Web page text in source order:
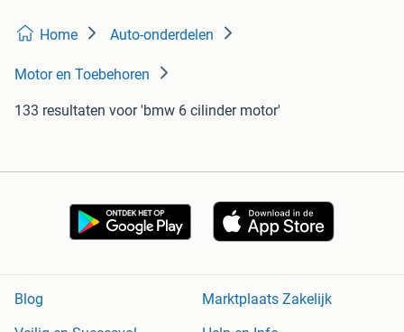
Home Auto-onderdelen
Motor en Toebehoren
133 resultaten voor 'bmw 6 cilinder motor'
Blog
Marktplaats Zakelijk